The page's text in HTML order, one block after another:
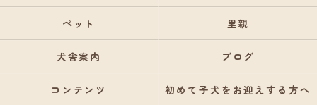
ペット 里親
犬舎案内 ブログ
コンテンツ 初めて子犬をお迎えする方へ